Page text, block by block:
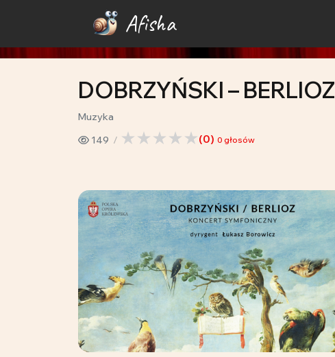
Afisha
DOBRZYŃSKI – BERLIOZ
Muzyka
149
(0) 0 głosów